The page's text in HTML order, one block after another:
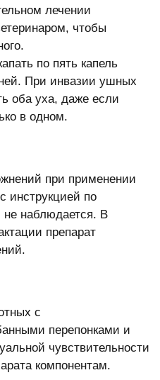
лечении
чтобы
по пять капель
При инвазии ушных
оба уха, даже если
в одном.
при применении
инструкцией по
не наблюдается. В
препарат
с
перепонками и
чувствительности
компонентам.